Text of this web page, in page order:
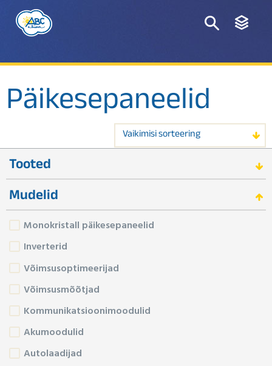
Päikesepaneelid
Vaikimisi sorteering
Tooted
Mudelid
Monokristall päikesepaneelid
Inverterid
Võimsusoptimeerijad
Võimsusmõõtjad
Kommunikatsioonimoodulid
Akumoodulid
Autolaadijad